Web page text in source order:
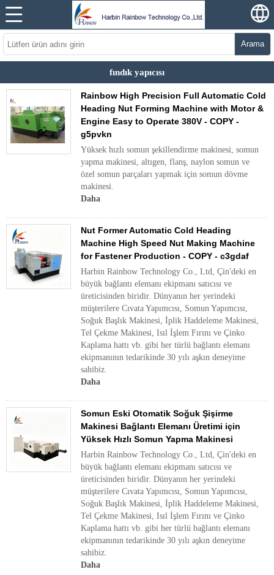
Arama
fındık yapıcısı
Rainbow High Precision Full Automatic Cold
Heading Nut Forming Machine with Motor &
Engine Easy to Operate 380V - COPY -
g5pvkn
Yüksek hızlı somun şekillendirme makinesi, somun
yapma makinesi, altıgen, flanş, naylon somun ve
özel somun parçaları yapmak için somun dövme
makinesi.
Daha
Nut Former Automatic Cold Heading
Machine High Speed Nut Making Machine
for Fastener Production - COPY - c3gdaf
Harbin Rainbow Technology Co., Ltd, Çin'deki en
büyük bağlantı elemanı ekipmanı satıcısı ve
üreticisinden biridir. Dünyanın her yerindeki
müşterilere Cıvata Yapımcısı, Somun Yapımcısı,
Soğuk Başlık Makinesi, İplik Haddeleme Makinesi,
Tel Çekme Makinesi, Isıl İşlem Fırını ve Çinko
Kaplama hattı vb. gibi her türlü bağlantı elemanı
ekipmanının tedarikinde 30 yılı aşkın deneyime
sahibiz.
Daha
Somun Eski Otomatik Soğuk Şişirme
Makinesi Bağlantı Elemanı Üretimi için
Yüksek Hızlı Somun Yapma Makinesi
Harbin Rainbow Technology Co., Ltd, Çin'deki en
büyük bağlantı elemanı ekipmanı satıcısı ve
üreticisinden biridir. Dünyanın her yerindeki
müşterilere Cıvata Yapımcısı, Somun Yapımcısı,
Soğuk Başlık Makinesi, İplik Haddeleme Makinesi,
Tel Çekme Makinesi, Isıl İşlem Fırını ve Çinko
Kaplama hattı vb. gibi her türlü bağlantı elemanı
ekipmanının tedarikinde 30 yılı aşkın deneyime
sahibiz.
Daha